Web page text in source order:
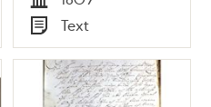
nöden i Swerige
Tid
Typ
Text